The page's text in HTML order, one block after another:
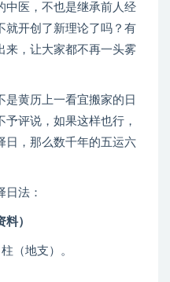
中医，不也是继承前人经
就开创了新理论了吗？有
来，让大家都不再一头雾
是黄历上一看宜搬家的日
评说，如果这样也行，
日，那么数千年的五运六
法：
）
（地支）。